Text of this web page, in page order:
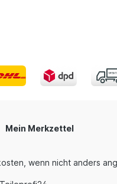
Mein Merkzettel
wenn nicht anders